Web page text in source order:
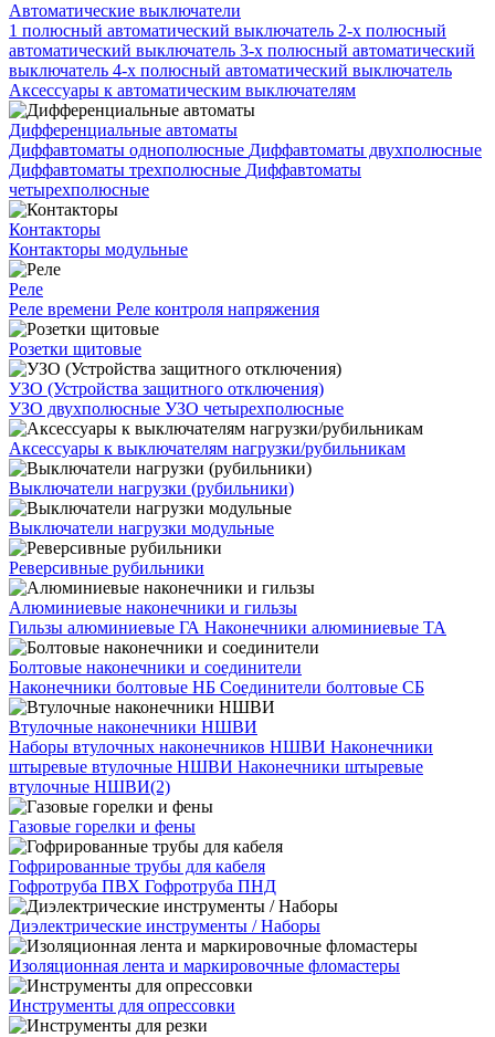
Автоматические выключатели
1 полюсный автоматический выключатель 2-х полюсный
автоматический выключатель 3-х полюсный автоматический
выключатель 4-х полюсный автоматический выключатель
Аксессуары к автоматическим выключателям
Дифференциальные автоматы
Диффавтоматы однополюсные Диффавтоматы двухполюсные
Диффавтоматы трехполюсные Диффавтоматы
четырехполюсные
Контакторы
Контакторы модульные
Реле
Реле времени Реле контроля напряжения
Розетки щитовые
УЗО (Устройства защитного отключения)
УЗО двухполюсные УЗО четырехполюсные
Аксессуары к выключателям нагрузки/рубильникам
Выключатели нагрузки (рубильники)
Выключатели нагрузки модульные
Реверсивные рубильники
Алюминиевые наконечники и гильзы
Гильзы алюминиевые ГА Наконечники алюминиевые ТА
Болтовые наконечники и соединители
Наконечники болтовые НБ Соединители болтовые СБ
Втулочные наконечники НШВИ
Наборы втулочных наконечников НШВИ Наконечники
штыревые втулочные НШВИ Наконечники штыревые
втулочные НШВИ(2)
Газовые горелки и фены
Гофрированные трубы для кабеля
Гофротруба ПВХ Гофротруба ПНД
Диэлектрические инструменты / Наборы
Изоляционная лента и маркировочные фломастеры
Инструменты для опрессовки